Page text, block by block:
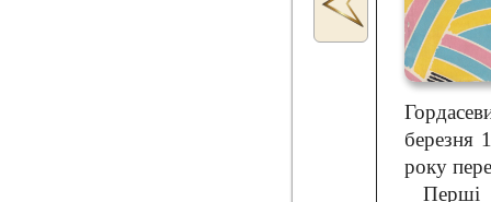
березня
року
Перші